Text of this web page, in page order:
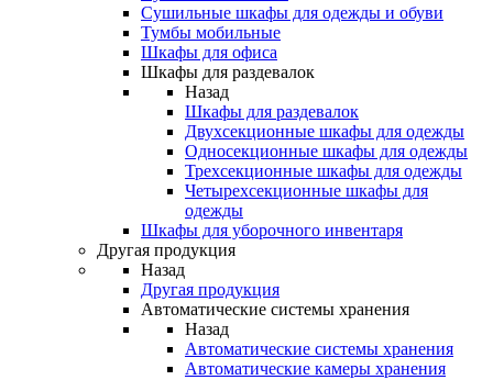
Сушильные шкафы для одежды и обуви
Тумбы мобильные
Шкафы для офиса
Шкафы для раздевалок
Назад
Шкафы для раздевалок
Двухсекционные шкафы для одежды
Односекционные шкафы для одежды
Трехсекционные шкафы для одежды
Четырехсекционные шкафы для
одежды
Шкафы для уборочного инвентаря
Другая продукция
Назад
Другая продукция
Автоматические системы хранения
Назад
Автоматические системы хранения
Автоматические камеры хранения